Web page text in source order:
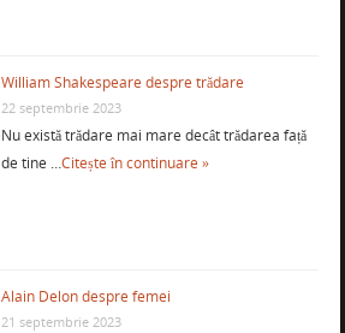
William Shakespeare despre trădare
22 septembrie 2023
Nu există trădare mai mare decât trădarea față
de tine …Citește în continuare »
Alain Delon despre femei
21 septembrie 2023